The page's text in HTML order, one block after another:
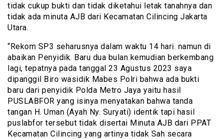
tidak cukup bukti dan tidak diketahui letak tanahnya dan
tidak ada minuta AJB dari Kecamatan Cilincing Jakarta
Utara.
“Rekom SP3 seharusnya dalam waktu 14 hari. namun di
abaikan Penyidik. Baru dua bulan kemudian berkembang
lagi, tepatnya pada tanggal 23 Agustus 2023 saya
dipanggil Biro wasidik Mabes Polri bahwa ada bukti
baru dari penyidik Polda Metro Jaya yaitu hasil
PUSLABFOR yang isinya menyatakan bahwa tanda
tangan H. Uman (Ayah Ny. Suryati) identik tapi hasil
puslabfor tersebut tidak disertai Minuta AJB dari PPAT
Kecamatan Cilincing yang artinya tidak Sah secara